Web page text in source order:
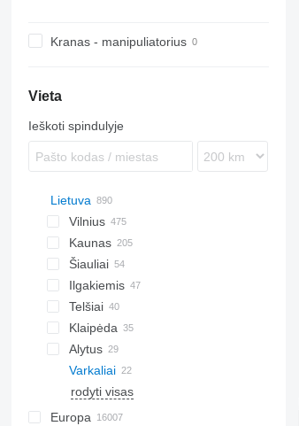
Kranas - manipuliatorius
Vieta
Ieškoti spindulyje
Lietuva
Vilnius
Kaunas
Šiauliai
Ilgakiemis
Telšiai
Klaipėda
Alytus
Varkaliai
rodyti visas
Europa